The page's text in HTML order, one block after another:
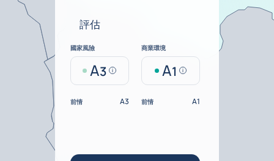
評估
國家風險
A3 Help
商業環境
A1 Help
前情 A3 前情 A1